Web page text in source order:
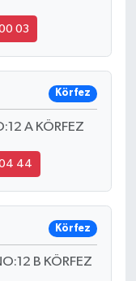
03
Körfez
A KÖRFEZ
44
Körfez
B KÖRFEZ